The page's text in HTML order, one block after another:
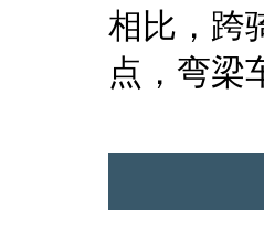
相比，跨
点，弯梁